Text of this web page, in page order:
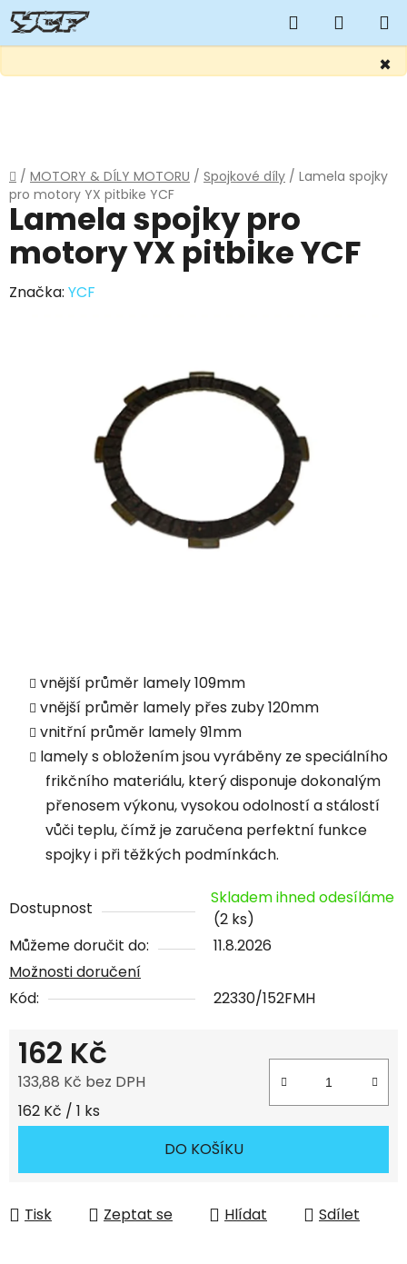
×
Hledat
KOŠÍK
Domů
/ MOTORY & DÍLY MOTORU / Spojkové díly / Lamela spojky
pro motory YX pitbike YCF
vnější průměr lamely 109mm
vnější průměr lamely přes zuby 120mm
vnitřní průměr lamely 91mm
lamely s obložením jsou vyráběny ze speciálního
frikčního materiálu, který disponuje dokonalým
přenosem výkonu, vysokou odolností a stálostí
vůči teplu, čímž je zaručena perfektní funkce
spojky i při těžkých podmínkách.
Dostupnost
Skladem ihned odesíláme
(2 ks)
Můžeme doručit do:
11.8.2026
Možnosti doručení
Kód:
22330/152FMH
162 Kč
133,88 Kč bez DPH
Měrná cena:
162 Kč / 1 ks
DO KOŠÍKU
Tisk Zeptat se Hlídat Sdílet
Lamela spojky pro
motory YX pitbike YCF
Značka: YCF